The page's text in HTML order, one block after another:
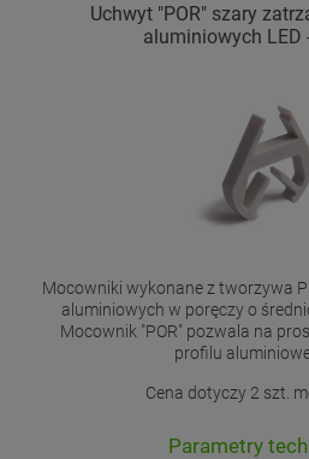
Uchwyt "POR" szary
aluminiowych LED
Mocowniki wykonane z tworzywa
aluminiowych w poręczy o
Mocownik "POR" pozwala na
profilu
Cena dotyczy 2 szt.
Parametry